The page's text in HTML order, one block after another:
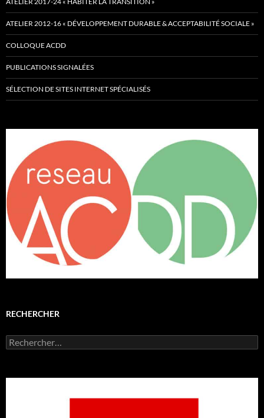
ATELIER 2012-16 « DÉVELOPPEMENT DURABLE & ACCEPTABILITÉ SOCIALE »
COLLOQUE ACDD
PUBLICATIONS SIGNALÉES
SÉLECTION DE SITES INTERNET SPÉCIALISÉS
RECHERCHER
Rechercher :